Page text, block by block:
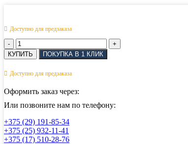
Доступно для предзаказа
Количество
товара
Талреп
предохранителем
крюк
АРТ
M8
КУПИТЬ ПОКУПКА В 1 КЛИК
Доступно для предзаказа
Оформить заказ через:
Или позвоните нам по телефону:
+375 (29) 191-85-34
+375 (25) 932-11-41
+375 (17) 510-28-76